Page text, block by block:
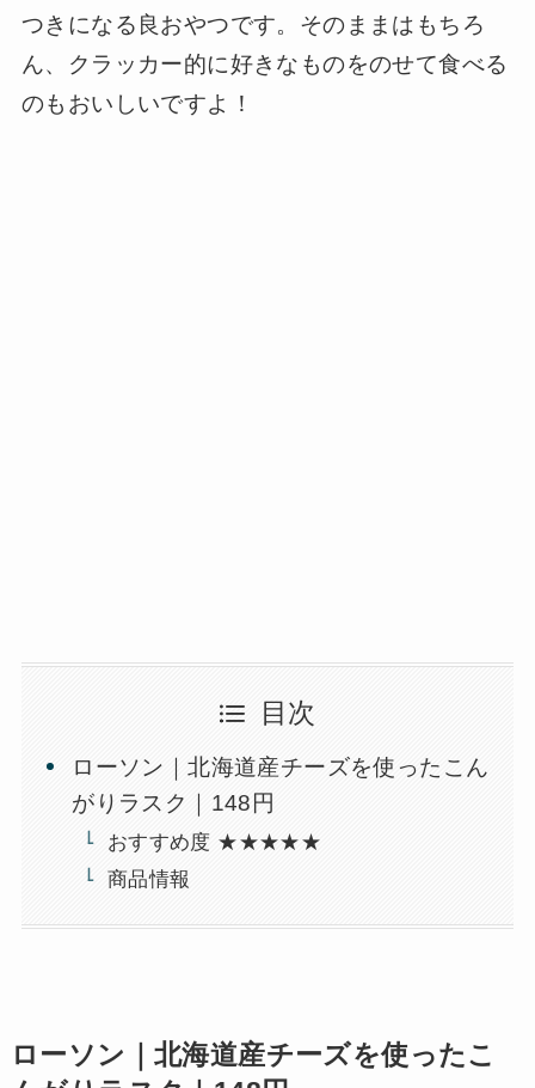
つきになる良おやつです。そのままはもちろ
ん、クラッカー的に好きなものをのせて食べる
のもおいしいですよ！
目次
ローソン｜北海道産チーズを使ったこん
がりラスク｜148円
おすすめ度 ★★★★★
商品情報
ローソン｜北海道産チーズを使ったこ